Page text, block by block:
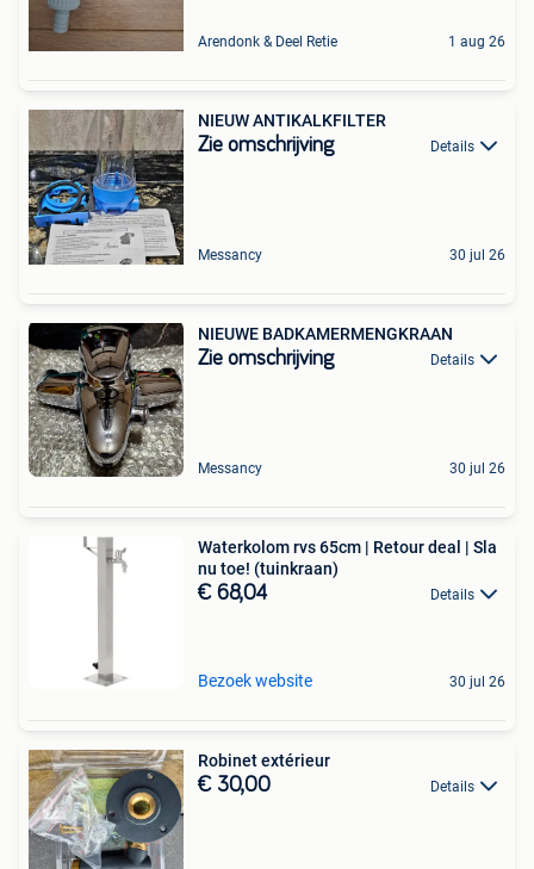
Arendonk & Deel Retie 1 aug 26
NIEUW ANTIKALKFILTER
Zie omschrijving Details
Messancy 30 jul 26
NIEUWE BADKAMERMENGKRAAN
Zie omschrijving Details
Messancy 30 jul 26
Waterkolom rvs 65cm | Retour deal | Sla
nu toe! (tuinkraan)
€ 68,04 Details
Bezoek website 30 jul 26
Robinet extérieur
€ 30,00 Details